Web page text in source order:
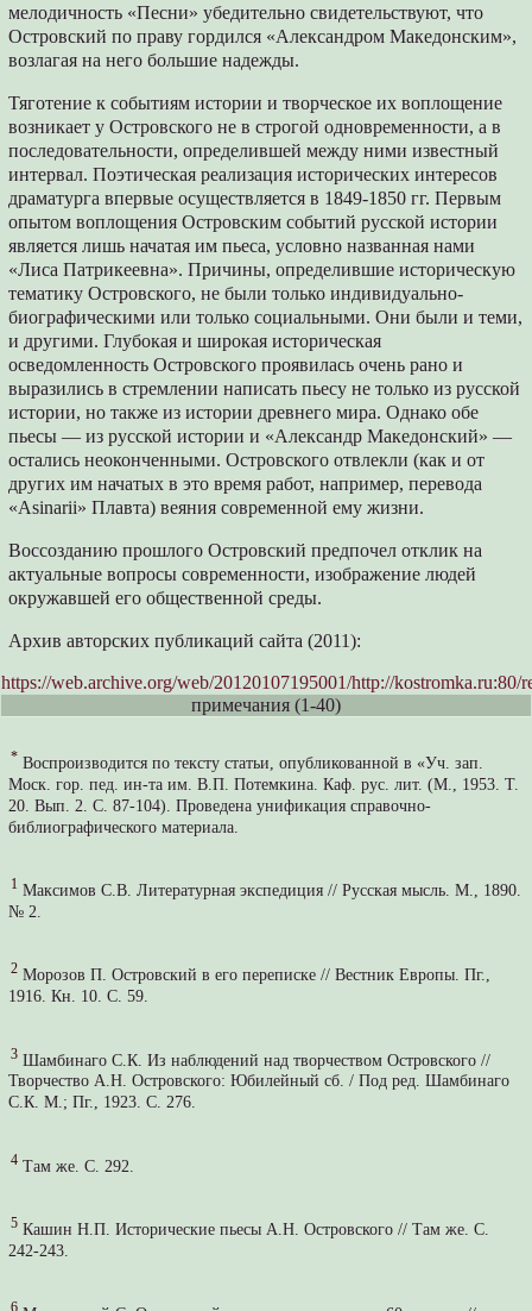
мелодичность «Песни» убедительно свидетельствуют, что
Островский по праву гордился «Александром Македонским»,
возлагая на него большие надежды.
Тяготение к событиям истории и творческое их воплощение
возникает у Островского не в строгой одновременности, а в
последовательности, определившей между ними известный
интервал. Поэтическая реализация исторических интересов
драматурга впервые осуществляется в 1849-1850 гг. Первым
опытом воплощения Островским событий русской истории
является лишь начатая им пьеса, условно названная нами
«Лиса Патрикеевна». Причины, определившие историческую
тематику Островского, не были только индивидуально-
биографическими или только социальными. Они были и теми,
и другими. Глубокая и широкая историческая
осведомленность Островского проявилась очень рано и
выразились в стремлении написать пьесу не только из русской
истории, но также из истории древнего мира. Однако обе
пьесы — из русской истории и «Александр Македонский» —
остались неоконченными. Островского отвлекли (как и от
других им начатых в это время работ, например, перевода
«Asinarii» Плавта) веяния современной ему жизни.
Воссозданию прошлого Островский предпочел отклик на
актуальные вопросы современности, изображение людей
окружавшей его общественной среды.
Архив авторских публикаций сайта (2011):
https://web.archive.org/web/20120107195001/http://kostromka.ru:80/
примечания (1-40)
* Воспроизводится по тексту статьи, опубликованной в «Уч. зап.
Моск. гор. пед. ин-та им. В.П. Потемкина. Каф. рус. лит. (М., 1953. Т.
20. Вып. 2. С. 87-104). Проведена унификация справочно-
библиографического материала.
1 Максимов С.В. Литературная экспедиция // Русская мысль. М., 1890.
№ 2.
2 Морозов П. Островский в его переписке // Вестник Европы. Пг.,
1916. Кн. 10. С. 59.
3 Шамбинаго С.К. Из наблюдений над творчеством Островского //
Творчество А.Н. Островского: Юбилейный сб. / Под ред. Шамбинаго
С.К. М.; Пг., 1923. С. 276.
4 Там же. С. 292.
5 Кашин Н.П. Исторические пьесы А.Н. Островского // Там же. С.
242-243.
6